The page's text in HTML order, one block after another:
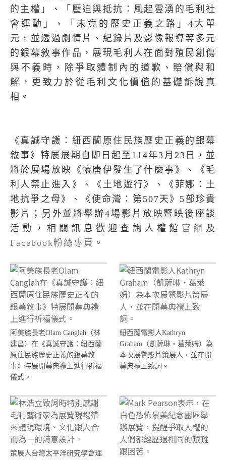
的主權」、「壓迫與抵抗：風起雲湧的毛利社
會運動」、「未竟的歷史正義之路」 4 大單
元，並透過劇情片、紀錄片及影像報導等多元
的銀幕敘事作品，展現毛利人在面對殖民創傷
與不義時，除爭取體制內的道歉、賠償與和
解，更致力於從毛利文化價值的基礎訴說真
相。
《真誠守護：紐西蘭原住民族歷史正義的銀幕
敘事》特展展期自即日起至 114年3 月 23 日，並
將於展場放映《懷唐伊發生了什麼事》、《毛
利人禁止進入》、《土地遊行》、《菲娜：土
地抗爭之母》、《使命灣：第 507天》 5 部珍貴
影片；另外並將舉辦4場影片放映暨映後座談
活動，相關訊息歡迎查詢人權館 官網 及
Facebook粉絲專頁 。
阿美族長老Olam Canglah（林
建昌）在《真誠守護：紐西蘭
原住民族歷史正義的銀幕敘
事》特展開幕典禮上進行祈福
儀式。
紐西蘭電影人Kathryn
Graham（凱薩琳‧葛萊姆）為
本次展覽影片策展人，並在開
幕典禮上致詞。
策展人台灣太平洋研究學會理